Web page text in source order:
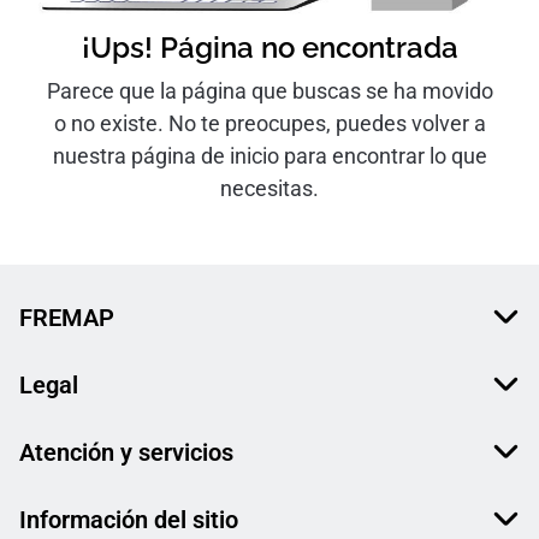
¡Ups! Página no encontrada
Parece que la página que buscas se ha movido
o no existe. No te preocupes, puedes volver a
nuestra página de inicio para encontrar lo que
necesitas.
FREMAP
Legal
Atención y servicios
Información del sitio